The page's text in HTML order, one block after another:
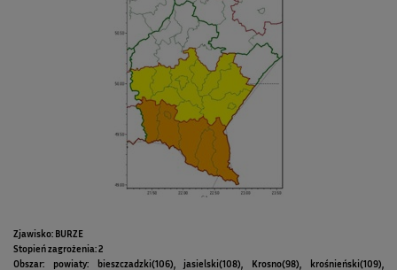
Zjawisko: BURZE
Stopień zagrożenia: 2
Obszar: powiaty: bieszczadzki(106), jasielski(108), Krosno(98), krośnieński(109),